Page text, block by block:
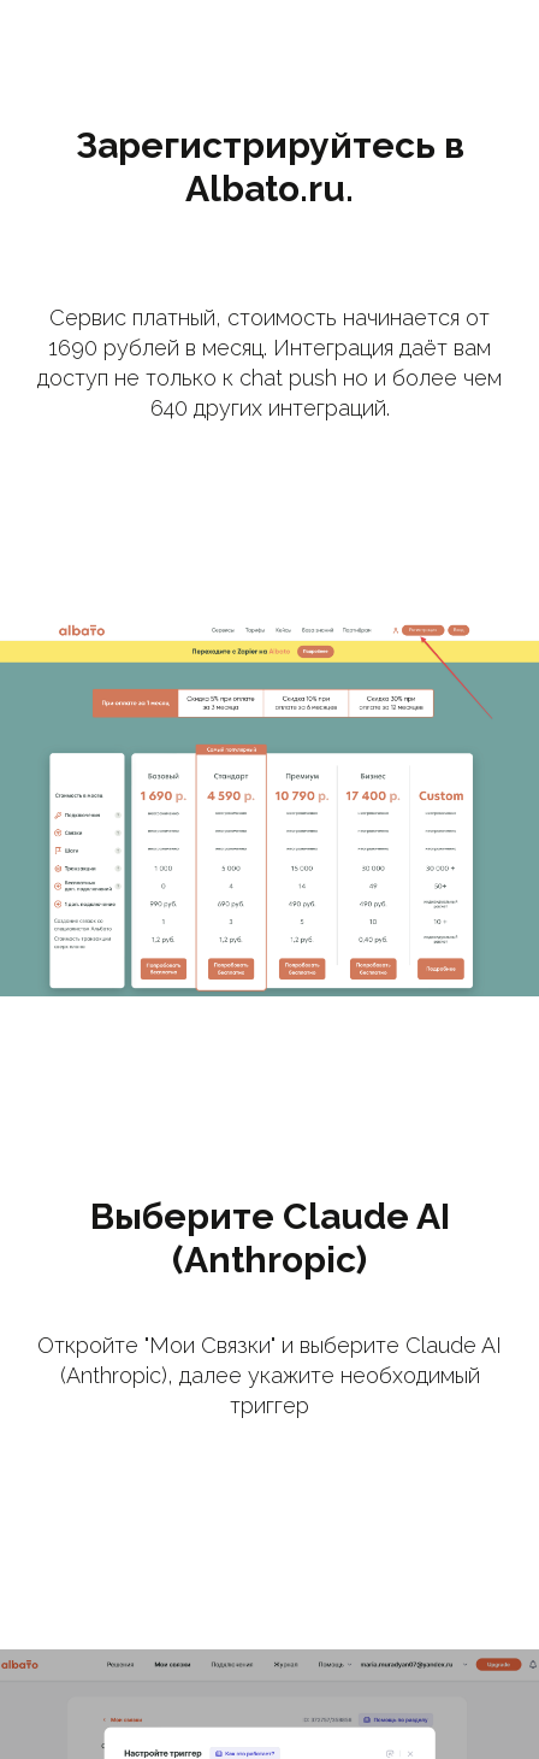
Зарегистрируйтесь в
Albato.ru.
Сервис платный, стоимость начинается от
1690 рублей в месяц. Интеграция даёт вам
доступ не только к chat push но и более чем
640 других интеграций.
Выберите Claude AI
(Anthropic)
Откройте "Мои Связки" и выберите Claude AI
(Anthropic), далее укажите необходимый
триггер